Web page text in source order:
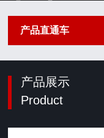
产品直通车
产品展示
Product